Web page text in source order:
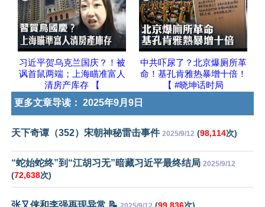
习近平贺乌克兰国庆？！被
讽首鼠两端；上海瞄准富人
清房产库存 【
中共吓尿了？北京爆厕所革
命！基孔肯雅热暴增十倍！
【 #晓坤话时局
更多文章导读： 2025年9月9日
天下奇谭（352）宋朝神秘雷击事件 2025/9/12 (98,114次)
“蛇始蛇终”到“江胡习无”暗藏习近平最终结局 2025/9/12
(72,638次)
张又侠和李强再现异常 📝 (99,836次)